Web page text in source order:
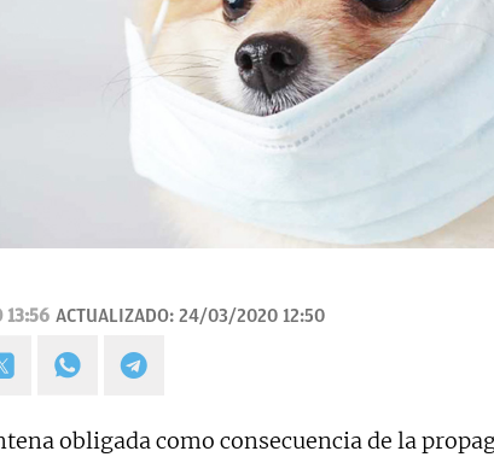
ACTUALIZADO: 24/03/2020 12:50
obligada como consecuencia de la